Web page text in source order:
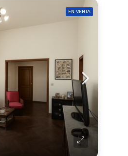
EN VENTA